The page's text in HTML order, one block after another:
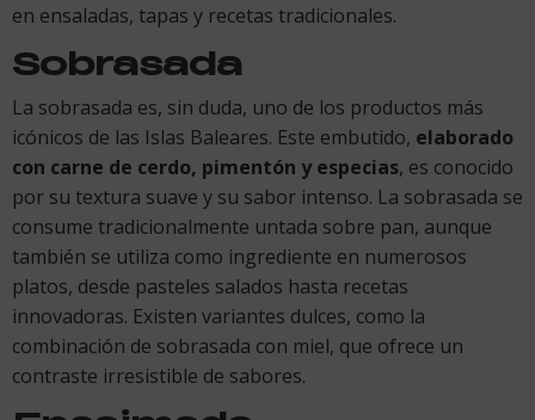
en ensaladas, tapas y recetas tradicionales.
Sobrasada
La sobrasada es, sin duda, uno de los productos más
icónicos de las Islas Baleares. Este embutido, elaborado
con carne de cerdo, pimentón y especias, es conocido
por su textura suave y su sabor intenso. La sobrasada se
consume tradicionalmente untada sobre pan, aunque
también se utiliza como ingrediente en numerosos
platos, desde pasteles salados hasta recetas
innovadoras. Existen variantes dulces, como la
combinación de sobrasada con miel, que ofrece un
contraste irresistible de sabores.